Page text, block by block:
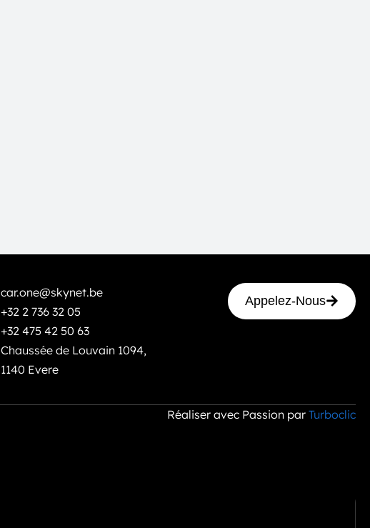
car.one@skynet.be
+32 2 736 32 05
+32 475 42 50 63
Chaussée de Louvain 1094,
1140 Evere
Appelez-Nous
Réaliser avec Passion par Turboclic